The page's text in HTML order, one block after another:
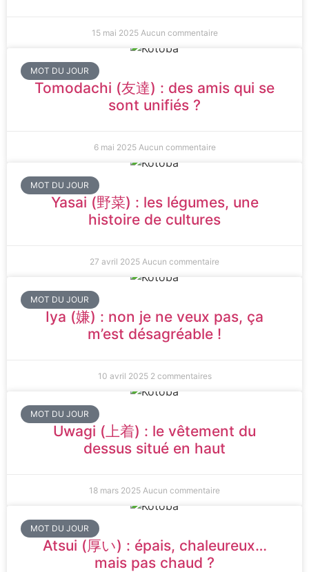
15 mai 2025 Aucun commentaire
MOT DU JOUR
Tomodachi (友達) : des amis qui se
sont unifiés ?
6 mai 2025 Aucun commentaire
MOT DU JOUR
Yasai (野菜) : les légumes, une
histoire de cultures
27 avril 2025 Aucun commentaire
MOT DU JOUR
Iya (嫌) : non je ne veux pas, ça
m’est désagréable !
10 avril 2025 2 commentaires
MOT DU JOUR
Uwagi (上着) : le vêtement du
dessus situé en haut
18 mars 2025 Aucun commentaire
MOT DU JOUR
Atsui (厚い) : épais, chaleureux…
mais pas chaud ?